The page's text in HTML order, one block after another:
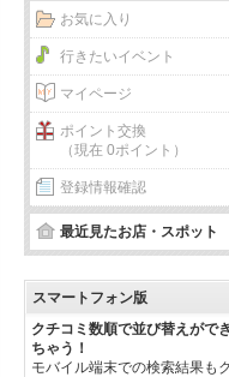
お気に入り
行きたいイベント
マイページ
ポイント交換
（現在 0ポイント）
登録情報確認
最近見たお店・スポット
スマートフォン版
クチコミ数順で並び替えができ
ちゃう！
モバイル端末での検索結果もク